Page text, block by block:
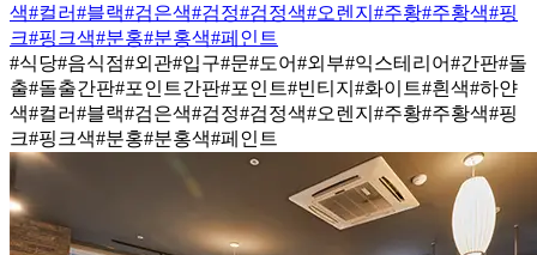
색#컬러#블랙#검은색#검정#검정색#오렌지 #주황#주황색#핑
크#핑크색#분홍#분홍색#페인트
#식당#음식점#외관#입구#문#도어#외부#익스테리어#간판#돌
출#돌출간판#포인트간판#포인트#빈티지 #화이트#흰색#하얀
색#컬러#블랙#검은색#검정#검정색#오렌지 #주황#주황색#핑
크#핑크색#분홍#분홍색#페인트